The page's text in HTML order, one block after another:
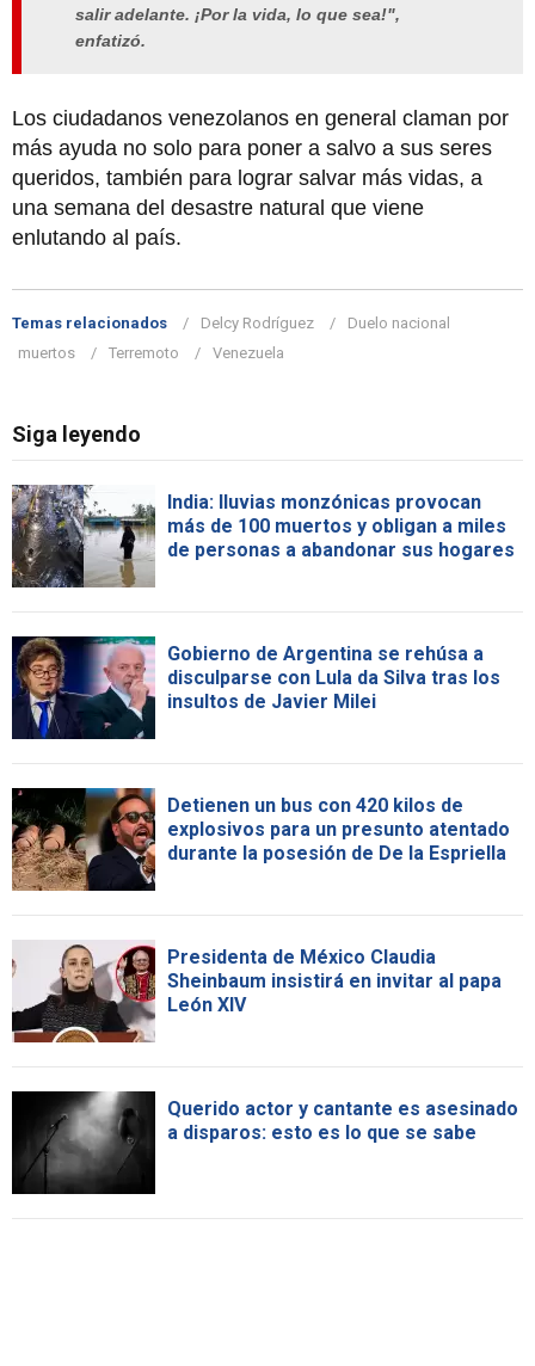
salir adelante. ¡Por la vida, lo que sea!",
enfatizó.
Los ciudadanos venezolanos en general claman por
más ayuda no solo para poner a salvo a sus seres
queridos, también para lograr salvar más vidas, a
una semana del desastre natural que viene
enlutando al país.
Temas relacionados Delcy Rodríguez
Duelo nacional
muertos
Terremoto Venezuela
Siga leyendo
India: lluvias monzónicas provocan
más de 100 muertos y obligan a miles
de personas a abandonar sus hogares
Gobierno de Argentina se rehúsa a
disculparse con Lula da Silva tras los
insultos de Javier Milei
Detienen un bus con 420 kilos de
explosivos para un presunto atentado
durante la posesión de De la Espriella
Presidenta de México Claudia
Sheinbaum insistirá en invitar al papa
León XIV
Querido actor y cantante es asesinado
a disparos: esto es lo que se sabe